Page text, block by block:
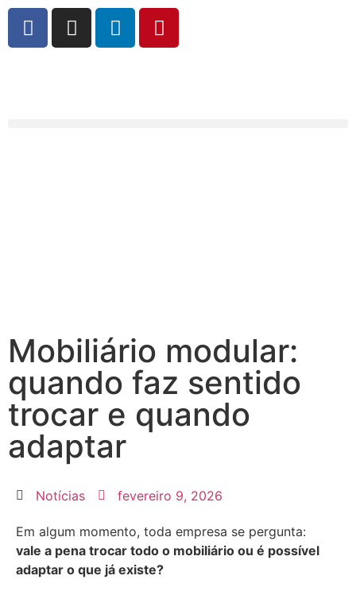
Mobiliário modular:
quando faz sentido
trocar e quando
adaptar
Notícias fevereiro 9, 2026
Em algum momento, toda empresa se pergunta:
vale a pena trocar todo o mobiliário ou é possível
adaptar o que já existe?